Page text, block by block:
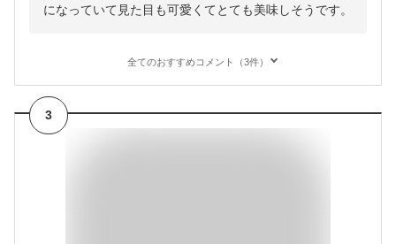
になっていて見た目も可愛くてとても美味しそうです。
全てのおすすめコメント（3件）
3